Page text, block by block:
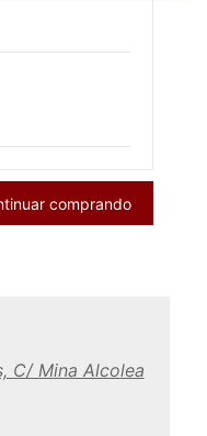
comprando
C/ Mina Alcolea